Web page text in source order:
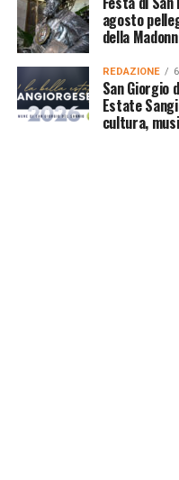
agosto
della
REDAZIONE
San Giorgio
Estate
cultura,